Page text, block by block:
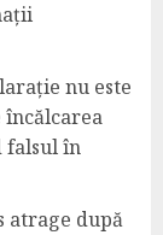
nu este
încălcarea
falsul în
atrage după